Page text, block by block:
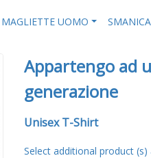
MAGLIETTE UOMO
Appartengo ad
generazione
Unisex T-Shirt
Select additional product (s)